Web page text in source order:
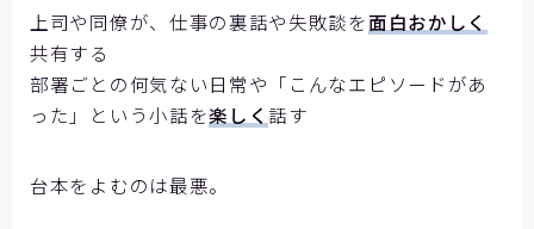
上司や同僚が、仕事の裏話や失敗談を面白おかしく
共有する
部署ごとの何気ない日常や「こんなエピソードがあ
った」という小話を楽しく 話す
台本をよむのは最悪。